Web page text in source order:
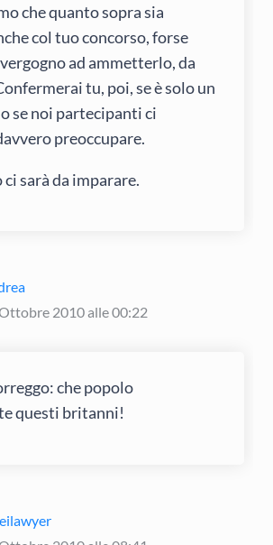
che quanto sopra sia
col tuo concorso, forse
ad ammetterlo, da
tu, poi, se è solo un
se noi partecipanti ci
preoccupare.
ci sarà da imparare.
2010 alle 00:22
che popolo
questi britanni!